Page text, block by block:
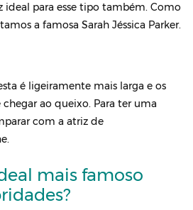
ideal para esse tipo também. Como
a famosa Sarah Jéssica Parker.
é ligeiramente mais larga e os
ao queixo. Para ter uma
com a atriz de
mais famoso